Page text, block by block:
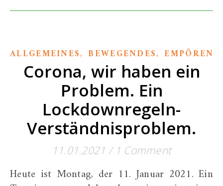
ALLGEMEINES,BEWEGENDES,
Corona, wir haben ein
Problem. Ein
Lockdownregeln-
Verständnisproblem.
11.01.2021 / 1 Comment
Heute ist Montag, der 11. Januar 2021. Ein